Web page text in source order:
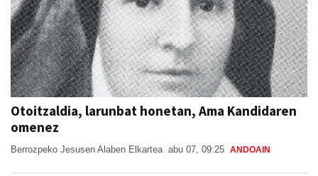
Otoitzaldia, larunbat honetan, Ama Kandidaren
omenez
Berrozpeko Jesusen Alaben Elkartea abu 07, 09:25 ANDOAIN